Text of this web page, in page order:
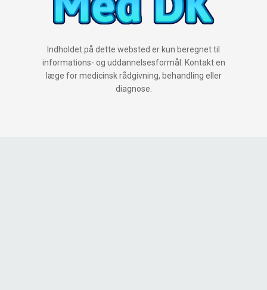
Indholdet på dette websted er kun beregnet til
informations- og uddannelsesformål. Kontakt en
læge for medicinsk rådgivning, behandling eller
diagnose.